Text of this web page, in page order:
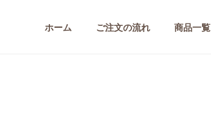
ホーム ご注文の流れ 商品一覧